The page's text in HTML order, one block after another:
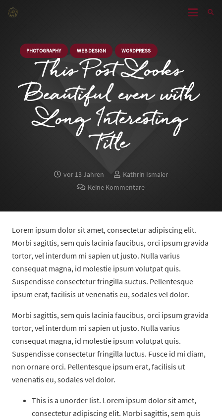
PHOTOGRAPHY WEB DESIGN WORDPRESS
This Post Looks
Beautiful even with
Long Interesting
Title
vor 13 Jahren
Kathrin Ismaier
Keine Kommentare
Lorem ipsum dolor sit amet, consectetur adipiscing elit.
Morbi sagittis, sem quis lacinia faucibus, orci ipsum gravida
tortor, vel interdum mi sapien ut justo. Nulla varius
consequat magna, id molestie ipsum volutpat quis.
Suspendisse consectetur fringilla suctus. Pellentesque
ipsum erat, facilisis ut venenatis eu, sodales vel dolor.
Morbi sagittis, sem quis lacinia faucibus, orci ipsum gravida
tortor, vel interdum mi sapien ut justo. Nulla varius
consequat magna, id molestie ipsum volutpat quis.
Suspendisse consectetur fringilla luctus. Fusce id mi diam,
non ornare orci. Pellentesque ipsum erat, facilisis ut
venenatis eu, sodales vel dolor.
This is a unorder list. Lorem ipsum dolor sit amet,
consectetur adipiscing elit. Morbi sagittis, sem quis